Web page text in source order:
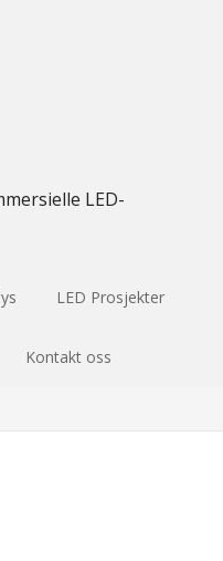
LED-
LED Prosjekter
Kontakt oss